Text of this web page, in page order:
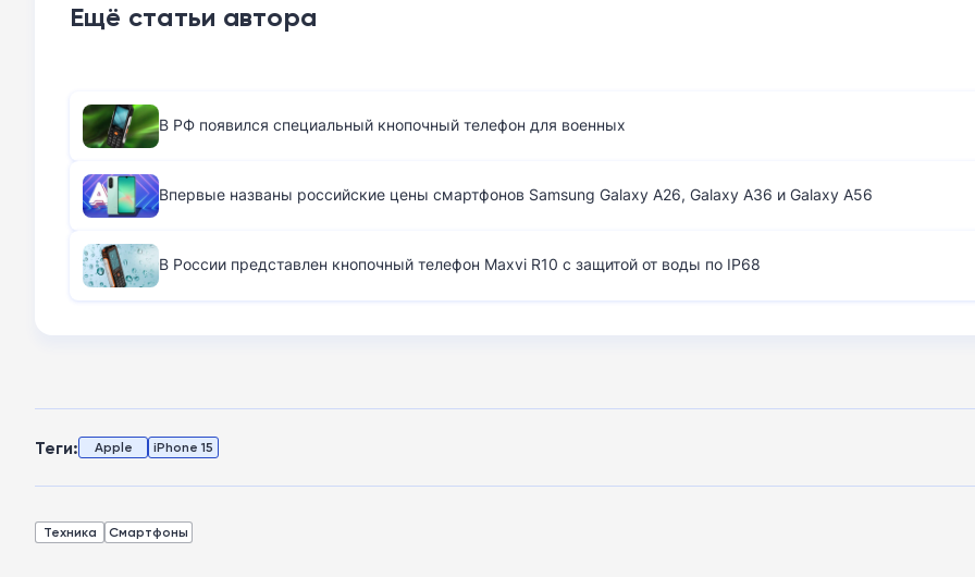
Ещё статьи автора
В РФ появился специальный кнопочный телефон для военных
Впервые названы российские цены смартфонов Samsung Galaxy A26, Galaxy A36 и Galaxy A56
В России представлен кнопочный телефон Maxvi R10 с защитой от воды по IP68
Теги: Apple iPhone 15
Техника Смартфоны